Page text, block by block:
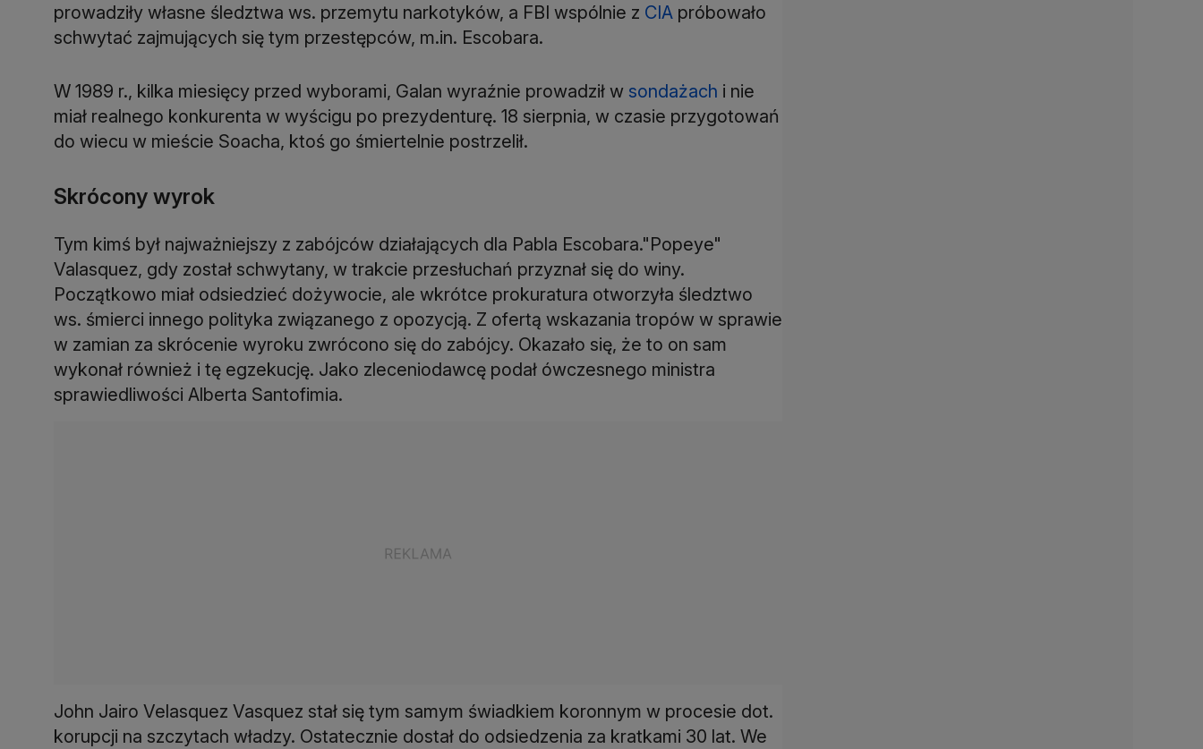
prowadziły własne śledztwa ws. przemytu narkotyków, a FBI wspólnie z CIA próbowało
schwytać zajmujących się tym przestępców, m.in. Escobara.
W 1989 r., kilka miesięcy przed wyborami, Galan wyraźnie prowadził w sondażach i nie
miał realnego konkurenta w wyścigu po prezydenturę. 18 sierpnia, w czasie przygotowań
do wiecu w mieście Soacha, ktoś go śmiertelnie postrzelił.
Skrócony wyrok
Tym kimś był najważniejszy z zabójców działających dla Pabla Escobara."Popeye"
Valasquez, gdy został schwytany, w trakcie przesłuchań przyznał się do winy.
Początkowo miał odsiedzieć dożywocie, ale wkrótce prokuratura otworzyła śledztwo
ws. śmierci innego polityka związanego z opozycją. Z ofertą wskazania tropów w sprawie
w zamian za skrócenie wyroku zwrócono się do zabójcy. Okazało się, że to on sam
wykonał również i tę egzekucję. Jako zleceniodawcę podał ówczesnego ministra
sprawiedliwości Alberta Santofimia.
John Jairo Velasquez Vasquez stał się tym samym świadkiem koronnym w procesie dot.
korupcji na szczytach władzy. Ostatecznie dostał do odsiedzenia za kratkami 30 lat. We